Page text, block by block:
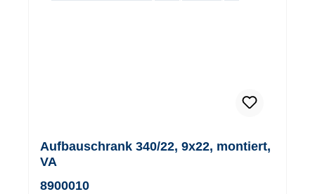
Aufbauschrank 340/22, 9x22, montiert,
VA
8900010